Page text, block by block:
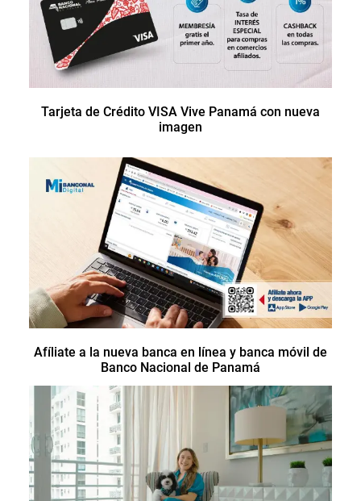
Tarjeta de Crédito VISA Vive Panamá con nueva
imagen
Afíliate a la nueva banca en línea y banca móvil de
Banco Nacional de Panamá